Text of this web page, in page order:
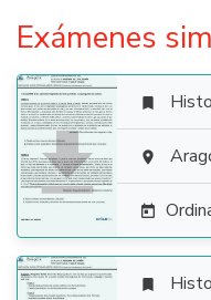
Exámenes




